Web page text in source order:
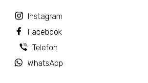
Instagram
Facebook
Telefon
WhatsApp